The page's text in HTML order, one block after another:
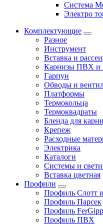
Система
Электро
Комплектующие
Разное
Инструмент
Вставка и
Карнизы ПВХ и
Гарпун
Обводы и
Платформы
Термокольца
Термоквадраты
Бленда для
Крепеж
Расходные
Электрика
Каталоги
Системы и
Вставка цветная
Профили
Профиль Слотт
Профиль Парсек
Профиль
Профиль ПВХ